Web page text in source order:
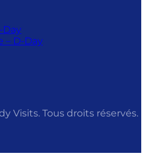
Day
– D-Day
Visits. Tous droits réservés.